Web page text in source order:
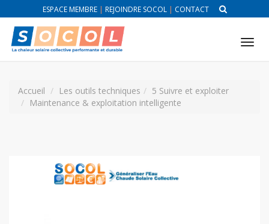
ESPACE MEMBRE| REJOINDRE SOCOL| CONTACT
Accueil Les outils techniques
5 Suivre et exploiter
Maintenance & exploitation intelligente